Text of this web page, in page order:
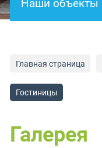
Главная страница
Гостиницы
Галерея